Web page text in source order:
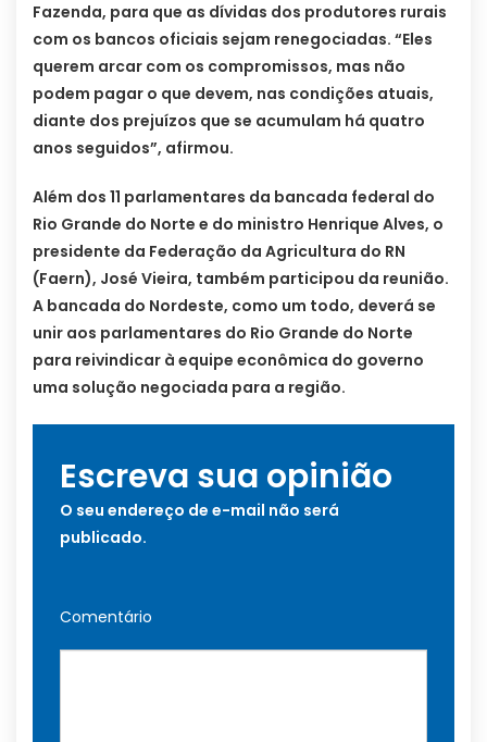
Fazenda, para que as dívidas dos produtores rurais
com os bancos oficiais sejam renegociadas. “Eles
querem arcar com os compromissos, mas não
podem pagar o que devem, nas condições atuais,
diante dos prejuízos que se acumulam há quatro
anos seguidos”, afirmou.
Além dos 11 parlamentares da bancada federal do
Rio Grande do Norte e do ministro Henrique Alves, o
presidente da Federação da Agricultura do RN
(Faern), José Vieira, também participou da reunião.
A bancada do Nordeste, como um todo, deverá se
unir aos parlamentares do Rio Grande do Norte
para reivindicar à equipe econômica do governo
uma solução negociada para a região.
Escreva sua opinião
O seu endereço de e-mail não será
publicado.
Comentário